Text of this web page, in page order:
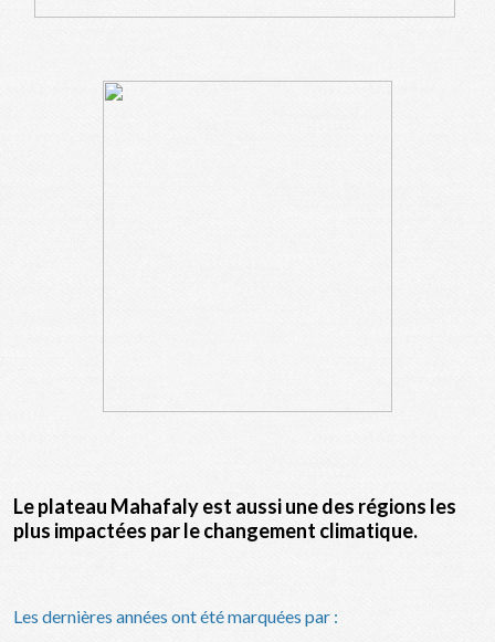
Le plateau Mahafaly est aussi une des régions les
plus impactées par le changement climatique.
Les dernières années ont été marquées par :